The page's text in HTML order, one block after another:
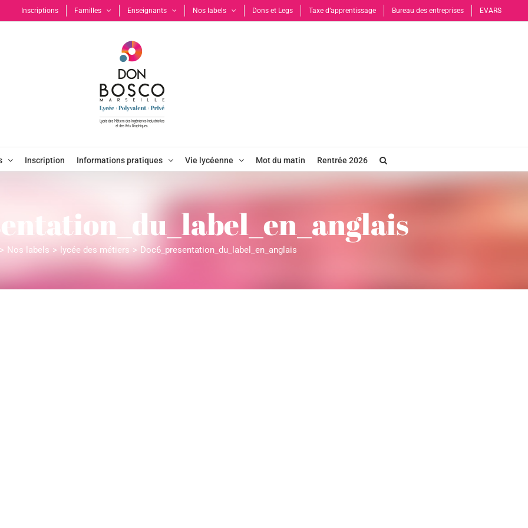
Inscriptions Familles Enseignants Nos labels Dons et Legs Taxe d’apprentissage Bureau des entreprises EVARS
Inscription Informations pratiques Vie lycéenne Mot du matin Rentrée 2026
Nos labels lycée des métiers Doc6_presentation_du_label_en_anglais